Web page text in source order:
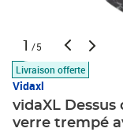
1 /5
Livraison offerte
Vidaxl
vidaXL
verre trempé